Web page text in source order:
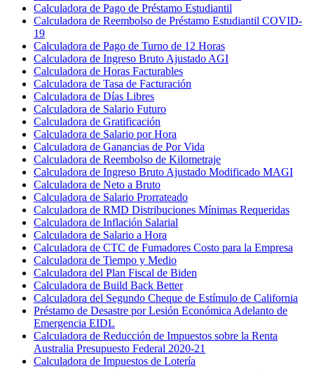
Calculadora de Pago de Préstamo Estudiantil
Calculadora de Reembolso de Préstamo Estudiantil COVID-
19
Calculadora de Pago de Turno de 12 Horas
Calculadora de Ingreso Bruto Ajustado AGI
Calculadora de Horas Facturables
Calculadora de Tasa de Facturación
Calculadora de Días Libres
Calculadora de Salario Futuro
Calculadora de Gratificación
Calculadora de Salario por Hora
Calculadora de Ganancias de Por Vida
Calculadora de Reembolso de Kilometraje
Calculadora de Ingreso Bruto Ajustado Modificado MAGI
Calculadora de Neto a Bruto
Calculadora de Salario Prorrateado
Calculadora de RMD Distribuciones Mínimas Requeridas
Calculadora de Inflación Salarial
Calculadora de Salario a Hora
Calculadora de CTC de Fumadores Costo para la Empresa
Calculadora de Tiempo y Medio
Calculadora del Plan Fiscal de Biden
Calculadora de Build Back Better
Calculadora del Segundo Cheque de Estímulo de California
Préstamo de Desastre por Lesión Económica Adelanto de
Emergencia EIDL
Calculadora de Reducción de Impuestos sobre la Renta
Australia Presupuesto Federal 2020-21
Calculadora de Impuestos de Lotería